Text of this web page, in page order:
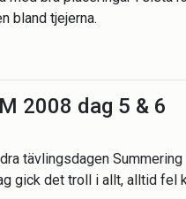
bland tjejerna.
2008 dag 5 & 6
tävlingsdagen
gick det troll i allt, alltid fel